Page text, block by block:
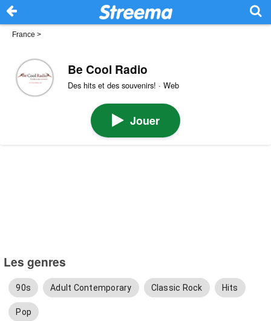
France >
Be Cool Radio
Des hits et des souvenirs! · Web
Jouer
Les genres
90s Adult Contemporary Classic Rock Hits
Pop